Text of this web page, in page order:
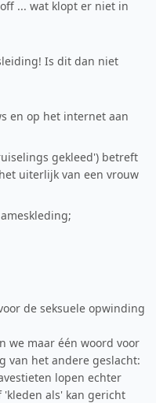
... wat klopt er niet in
Is dit dan niet
en op het internet aan
gekleed') betreft
uiterlijk van een vrouw
de seksuele opwinding
we maar één woord voor
van het andere geslacht:
lopen echter
'kleden als' kan gericht